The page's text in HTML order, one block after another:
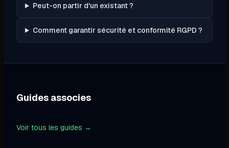
Peut-on partir d'un existant ?
Comment garantir sécurité et conformité RGPD ?
Guides associes
Voir tous les guides →